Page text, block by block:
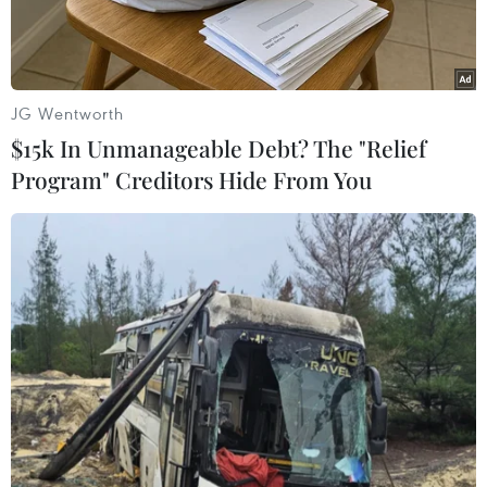
Người dân địa phương nỗ lực tìm người thân bị nạn sau lũ dữ.
(Ảnh: Hồng Ninh/TTXVN)
Bão số 3 gây ra thiệt hại lớn về người và tài sản
cho các tỉnh phía Bắc, riêng vụ sạt lở đất và lũ
quét sáng 10/9, tại thôn Làng Nủ, xã Phúc
Khánh, huyện Bảo Yên, tỉnh Lào Cai, đã làm 66
JG Wentworth
$15k In Unmanageable Debt? The "Relief
Program" Creditors Hide From You